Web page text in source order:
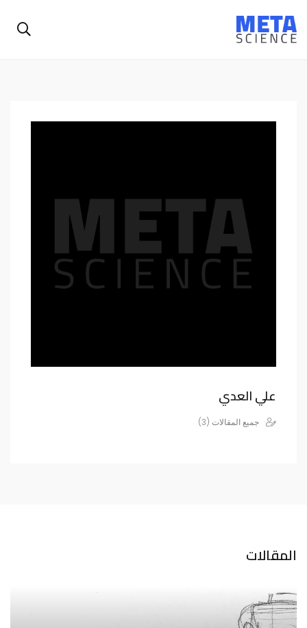
علي العدي
جميع المقالات (3)
المقالات